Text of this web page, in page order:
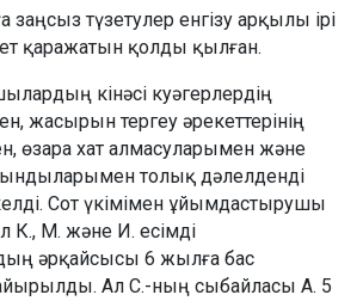
заңсыз түзетулер енгізу арқылы ірі
қаражатын қолды қылған.
кінәсі куәгерлердің
жасырын тергеу әрекеттерінің
өзара хат алмасуларымен және
толық дәлелденді
Сот үкімімен ұйымдастырушы
К., М. және И. есімді
әрқайсысы 6 жылға бас
Ал С.-ның сыбайласы А. 5